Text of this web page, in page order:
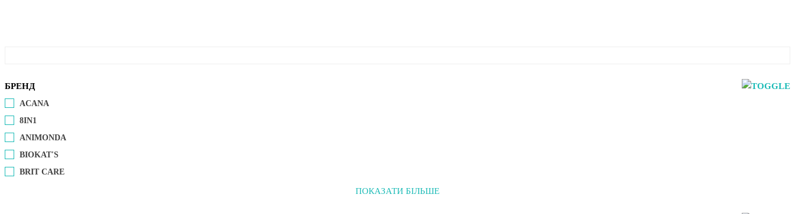
БРЕНД
ACANA
8IN1
ANIMONDA
BIOKAT'S
BRIT CARE
ПОКАЗАТИ БІЛЬШЕ